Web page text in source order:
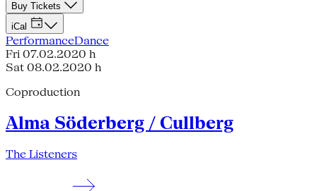
Buy Tickets
iCal
PerformanceDance
Fri 07.02.2020 h
Sat 08.02.2020 h
Coproduction
Alma Söderberg / Cullberg
The Listeners